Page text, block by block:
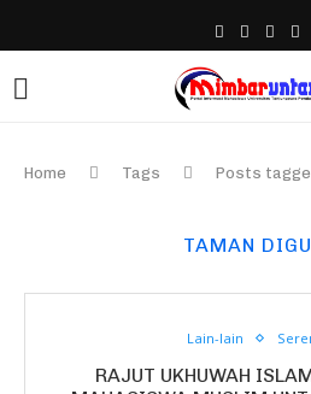
Home Tags Posts
TAMAN
Lain-lain
RAJUT UKHUWAH